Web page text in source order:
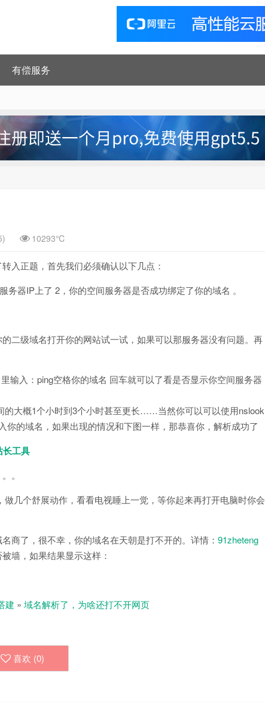
有偿服务
10293℃
入正题，首先我们必须确认以下几点：
器IP上了 2，你的空间服务器是否成功绑定了你的域名 。
二级域名打开你的网站试一试，如果可以那服务器没有问题。再
输入：ping空格你的域名 回车就可以了看是否显示你空间服务器
的大概1个小时到3个小时甚至更长……当然你可以可以使用nslook
的域名，如果出现的情况和下图一样，那恭喜你，解析成功了
工具
。
几个舒展动作，看看电视睡上一觉，等你起来再打开电脑时你会
商了，很不幸，你的域名在天朝是打不开的。详情： 91zheteng
墙，如果结果显示这样：
建 » 域名解析了，为啥还打不开网页
喜欢 (0)